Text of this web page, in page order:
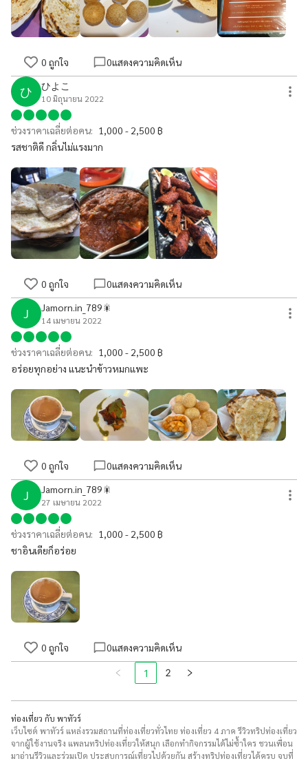
0 ถูกใจ 0แสดงความคิดเห็น
ひ ひよこ
10 มิถุนายน 2022
ช่วงราคาเฉลี่ยต่อคน: 1,000 - 2,500 ฿
รสชาติดี กลิ่นไม่แรงมาก
0 ถูกใจ 0แสดงความคิดเห็น
J Jamorn.in_789🎇
14 เมษายน 2022
ช่วงราคาเฉลี่ยต่อคน: 1,000 - 2,500 ฿
อร่อยทุกอย่าง แนะนำข้าวหมกแพะ
0 ถูกใจ 0แสดงความคิดเห็น
J Jamorn.in_789🎇
27 เมษายน 2022
ช่วงราคาเฉลี่ยต่อคน: 1,000 - 2,500 ฿
ชาอินเดียก็อร่อย
0 ถูกใจ 0แสดงความคิดเห็น
1 2
ท่องเที่ยว กับ พาทัวร์
เว็บไซต์ พาทัวร์ แหล่งรวมสถานที่ท่องเที่ยวทั่วไทย ท่องเที่ยว 4 ภาค รีวิวทริปท่องเที่ยว
จากผู้ใช้งานจริง แพลนทริปท่องเที่ยวให้สนุก เลือกทำกิจกรรมได้ไม่ซ้ำใคร ชวนเพื่อน
มาอ่านรีวิวและร่วมเปิด ประสบการณ์เที่ยวไปด้วยกัน สร้างทริปท่องเที่ยวได้ครบ จบที่